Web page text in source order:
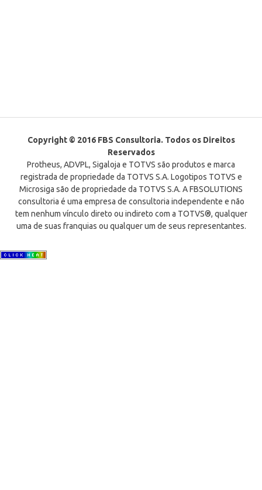
Copyright © 2016 FBS Consultoria. Todos os Direitos
Reservados
Protheus, ADVPL, Sigaloja e TOTVS são produtos e marca
registrada de propriedade da TOTVS S.A. Logotipos TOTVS e
Microsiga são de propriedade da TOTVS S.A. A FBSOLUTIONS
consultoria é uma empresa de consultoria independente e não
tem nenhum vínculo direto ou indireto com a TOTVS®, qualquer
uma de suas franquias ou qualquer um de seus representantes.